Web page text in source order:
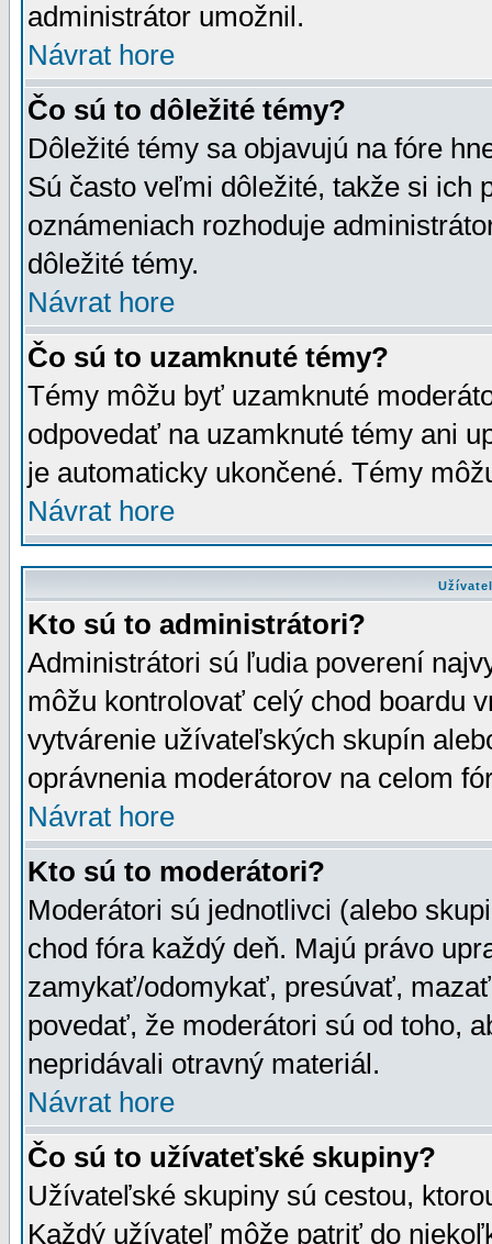
administrátor umožnil.
Návrat hore
Čo sú to dôležité témy?
Dôležité témy sa objavujú na fóre
Sú často veľmi dôležité, takže si ich
oznámeniach rozhoduje
dôležité témy.
Návrat hore
Čo sú to uzamknuté témy?
Témy môžu byť uzamknuté
odpovedať na uzamknuté témy ani
je automaticky ukončené. Témy
Návrat hore
Kto sú to administrátori?
Administrátori sú ľudia poverení
môžu kontrolovať celý chod boardu
vytvárenie užívateľských skupín
oprávnenia moderátorov na celom
Návrat hore
Kto sú to moderátori?
Moderátori sú jednotlivci (alebo
chod fóra každý deň. Majú právo
zamykať/odomykať, presúvať,
povedať, že moderátori sú od toho,
nepridávali otravný materiál.
Návrat hore
Čo sú to užívateťské skupiny?
Užívateľské skupiny sú cestou,
Každý užívateľ môže patriť do